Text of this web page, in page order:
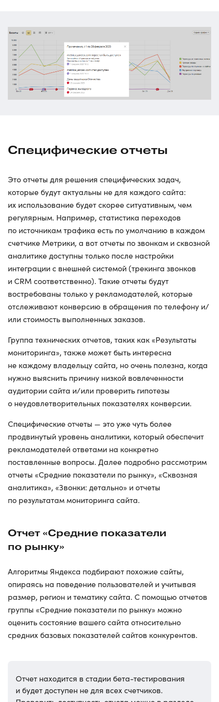
Специфические отчеты
Это отчеты для решения специфических задач,
которые будут актуальны не для каждого сайта:
их использование будет скорее ситуативным, чем
регулярным. Например, статистика переходов
по источникам трафика есть по умолчанию в каждом
счетчике Метрики, а вот отчеты по звонкам и сквозной
аналитике доступны только после настройки
интеграции с внешней системой (трекинга звонков
и CRM соответственно). Такие отчеты будут
востребованы только у рекламодателей, которые
отслеживают конверсию в обращения по телефону и/
или стоимость выполненных заказов.
Группа технических отчетов, таких как «Результаты
мониторинга», также может быть интересна
не каждому владельцу сайта, но очень полезна, когда
нужно выяснить причину низкой вовлеченности
аудитории сайта и/или проверить гипотезы
о неудовлетворительных показателях конверсии.
Специфические отчеты — это уже чуть более
продвинутый уровень аналитики, который обеспечит
рекламодателей ответами на конкретно
поставленные вопросы. Далее подробно рассмотрим
отчеты «Средние показатели по рынку», «Сквозная
аналитика», «Звонки: детально» и отчеты
по результатам мониторинга сайта.
Отчет «Средние показатели
по рынку»
Алгоритмы Яндекса подбирают похожие сайты,
опираясь на поведение пользователей и учитывая
размер, регион и тематику сайта. С помощью отчетов
группы «Средние показатели по рынку» можно
оценить состояние вашего сайта относительно
средних базовых показателей сайтов конкурентов.
Отчет находится в стадии бета-тестирования
и будет доступен не для всех счетчиков.